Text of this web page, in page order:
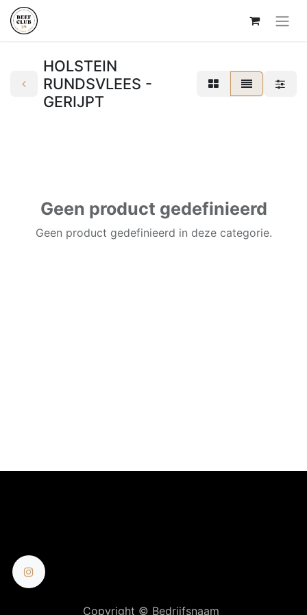
HOLSTEIN
RUNDSVLEES -
GERIJPT
Geen product gedefinieerd
Geen product gedefinieerd in deze categorie.
Copyright © Bedrijfsnaam